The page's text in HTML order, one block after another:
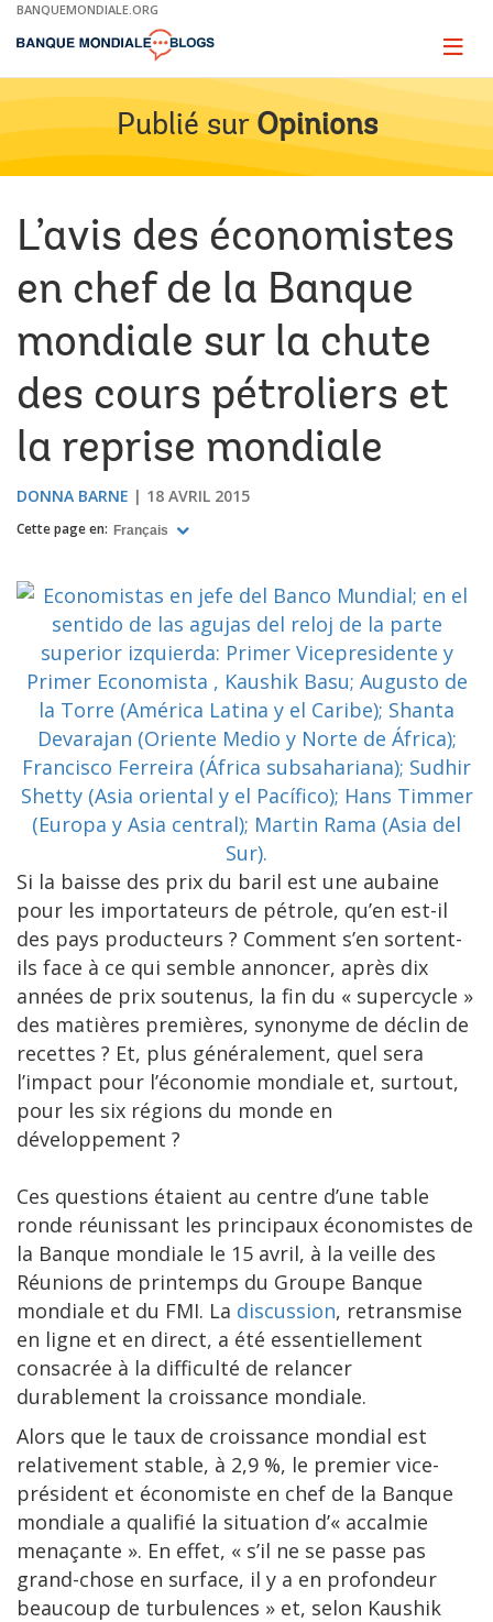
Skip
Main
BANQUEMONDIALE.ORG
Page
Publié sur Opinions
L’avis des économistes
en chef de la Banque
mondiale sur la chute
des cours pétroliers et
la reprise mondiale
DONNA BARNE 18 AVRIL 2015
Cette page en: Français
Si la baisse des prix du baril est une aubaine
pour les importateurs de pétrole, qu’en est-il
des pays producteurs ? Comment s’en sortent-
ils face à ce qui semble annoncer, après dix
années de prix soutenus, la fin du « supercycle »
des matières premières, synonyme de déclin de
recettes ? Et, plus généralement, quel sera
l’impact pour l’économie mondiale et, surtout,
pour les six régions du monde en
développement ?
Ces questions étaient au centre d’une table
ronde réunissant les principaux économistes de
la Banque mondiale le 15 avril, à la veille des
Réunions de printemps du Groupe Banque
mondiale et du FMI. La discussion, retransmise
en ligne et en direct, a été essentiellement
consacrée à la difficulté de relancer
durablement la croissance mondiale.
Alors que le taux de croissance mondial est
relativement stable, à 2,9 %, le premier vice-
président et économiste en chef de la Banque
mondiale a qualifié la situation d’« accalmie
menaçante ». En effet, « s’il ne se passe pas
grand-chose en surface, il y a en profondeur
beaucoup de turbulences » et, selon Kaushik